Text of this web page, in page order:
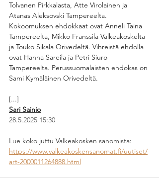
Tolvanen Pirkkalasta, Atte Virolainen ja
Atanas Aleksovski Tampereelta.
Kokoomuksen ehdokkaat ovat Anneli Taina
Tampereelta, Mikko Franssila Valkeakoskelta
ja Touko Sikala Orivedeltä. Vihreistä ehdolla
ovat Hanna Sareila ja Petri Siuro
Tampereelta. Perussuomalaisten ehdokas on
Sami Kymäläinen Orivedeltä.
[...]
Sari Sainio
28.5.2025 15:30
Lue koko juttu Valkeakosken sanomista:
https://www.valkeakoskensanomat.fi/uutiset/
art-2000011264888.html